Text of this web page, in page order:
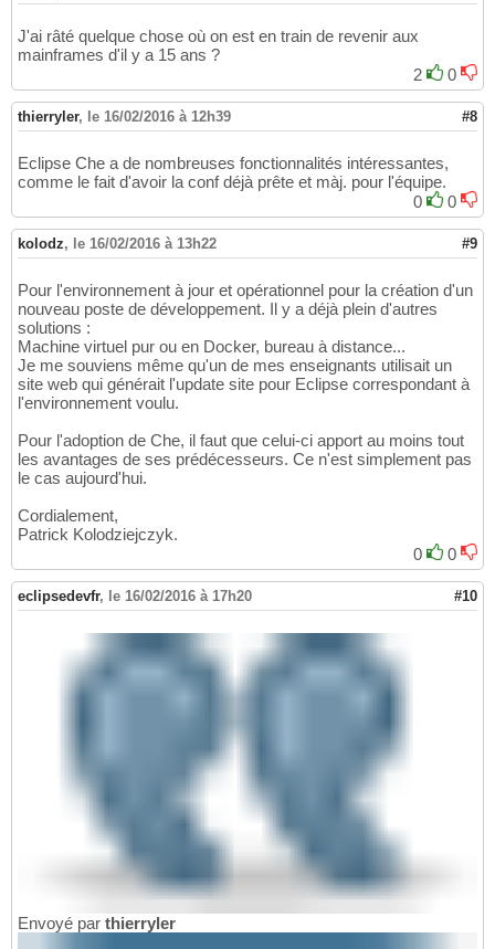
J'ai râté quelque chose où on est en train de revenir aux
mainframes d'il y a 15 ans ?
2
0
thierryler, le 16/02/2016 à 12h39 #8
Eclipse Che a de nombreuses fonctionnalités intéressantes,
comme le fait d'avoir la conf déjà prête et màj. pour l'équipe.
0
0
kolodz, le 16/02/2016 à 13h22 #9
Pour l'environnement à jour et opérationnel pour la création d'un
nouveau poste de développement. Il y a déjà plein d'autres
solutions :
Machine virtuel pur ou en Docker, bureau à distance...
Je me souviens même qu'un de mes enseignants utilisait un
site web qui générait l'update site pour Eclipse correspondant à
l'environnement voulu.
Pour l'adoption de Che, il faut que celui-ci apport au moins tout
les avantages de ses prédécesseurs. Ce n'est simplement pas
le cas aujourd'hui.
Cordialement,
Patrick Kolodziejczyk.
0
0
eclipsedevfr, le 16/02/2016 à 17h20 #10
Envoyé par thierryler